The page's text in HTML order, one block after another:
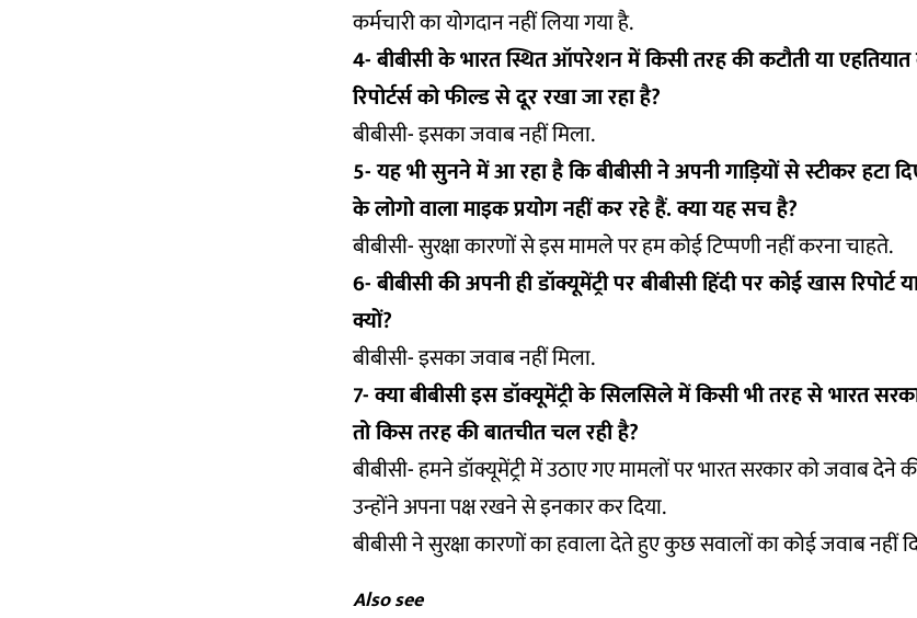
कर्मचारी का योगदान नहीं लिया गया है.
4- बीबीसी के भारत स्थित ऑपरेशन में किसी तरह की कटौती या एहतियात
रिपोर्टर्स को फील्ड से दूर रखा जा रहा है?
बीबीसी- इसका जवाब नहीं मिला.
5- यह भी सुनने में आ रहा है कि बीबीसी ने अपनी गाड़ियों से स्टीकर हटा
के लोगो वाला माइक प्रयोग नहीं कर रहे हैं. क्या यह सच है?
बीबीसी- सुरक्षा कारणों से इस मामले पर हम कोई टिप्पणी नहीं करना चाहते.
6- बीबीसी की अपनी ही डॉक्यूमेंट्री पर बीबीसी हिंदी पर कोई खास
क्यों?
बीबीसी- इसका जवाब नहीं मिला.
7- क्या बीबीसी इस डॉक्यूमेंट्री के सिलसिले में किसी भी तरह से भारत
तो किस तरह की बातचीत चल रही है?
बीबीसी- हमने डॉक्यूमेंट्री में उठाए गए मामलों पर भारत सरकार को जवाब
उन्होंने अपना पक्ष रखने से इनकार कर दिया.
बीबीसी ने सुरक्षा कारणों का हवाला देते हुए कुछ सवालों का कोई जवाब नहीं
Also see